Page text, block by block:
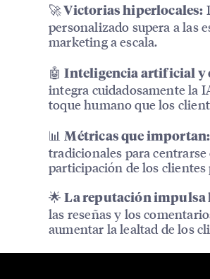
🚀 Victorias hiperlocales:
personalizado supera a las
marketing a escala.
🤖Inteligencia artificial y
integra cuidadosamente la
toque humano que los
📊 Métricas que importan:
tradicionales para
participación de los
🌟La reputación impulsa
las reseñas y los
aumentar la lealtad de los